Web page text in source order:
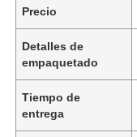
Precio
Detalles de
empaquetado
Tiempo de
entrega